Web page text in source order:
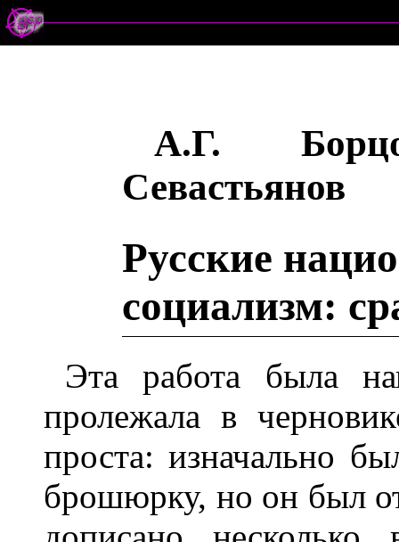
А.Г.
Севастьянов
Русские
социализм:
Эта работа была
пролежала в
проста: изначально
брошюрку, но он был